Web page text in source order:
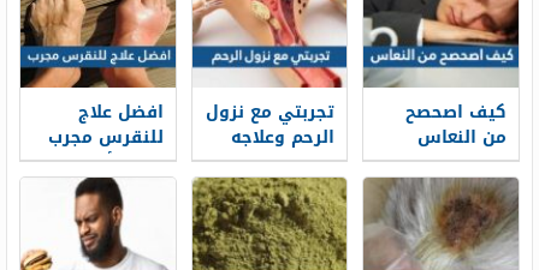
كيف اصحصح
من النعاس
تجربتي مع نزول
الرحم وعلاجه
بالاعشاب
افضل علاج
للنقرس مجرب
2026 وأهم
أعراض الإصابة
بمرض النقرس